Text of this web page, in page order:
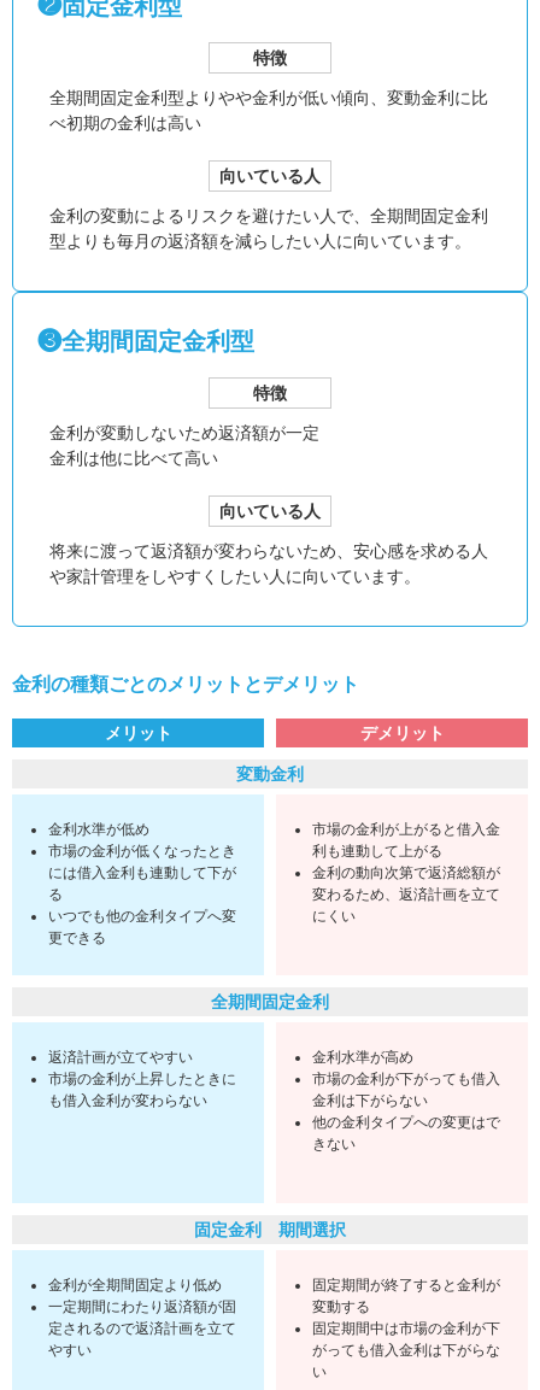
❷固定金利型
特徴
全期間固定金利型よりやや金利が低い傾向、 変動金利に比
べ初期の金利は高い
向いている人
金利の変動によるリスクを避けたい人で、全期間固定金利
型よりも毎月の返済額を減らしたい人に向いています。
❸全期間固定金利型
特徴
金利が変動しないため返済額が一定
金利は他に比べて高い
向いている人
将来に渡って返済額が変わらないため、安心感を求める人
や家計管理をしやすくしたい人に向いています。
金利の種類ごとのメリットとデメリット
メリット デメリット
変動金利
金利水準が低め
市場の金利が低くなったとき
には借入金利も連動して下が
る
いつでも他の金利タイプへ変
更できる
市場の金利が上がると借入金
利も連動して上がる
金利の動向次第で返済総額が
変わるため、返済計画を立て
にくい
全期間固定金利
返済計画が立てやすい
市場の金利が上昇したときに
も借入金利が変わらない
金利水準が高め
市場の金利が下がっても借入
金利は下がらない
他の金利タイプへの変更はで
きない
固定金利 期間選択
金利が全期間固定より低め
一定期間にわたり返済額が固
定されるので返済計画を立て
やすい
固定期間が終了すると金利が
変動する
固定期間中は市場の金利が下
がっても借入金利は下がらな
い